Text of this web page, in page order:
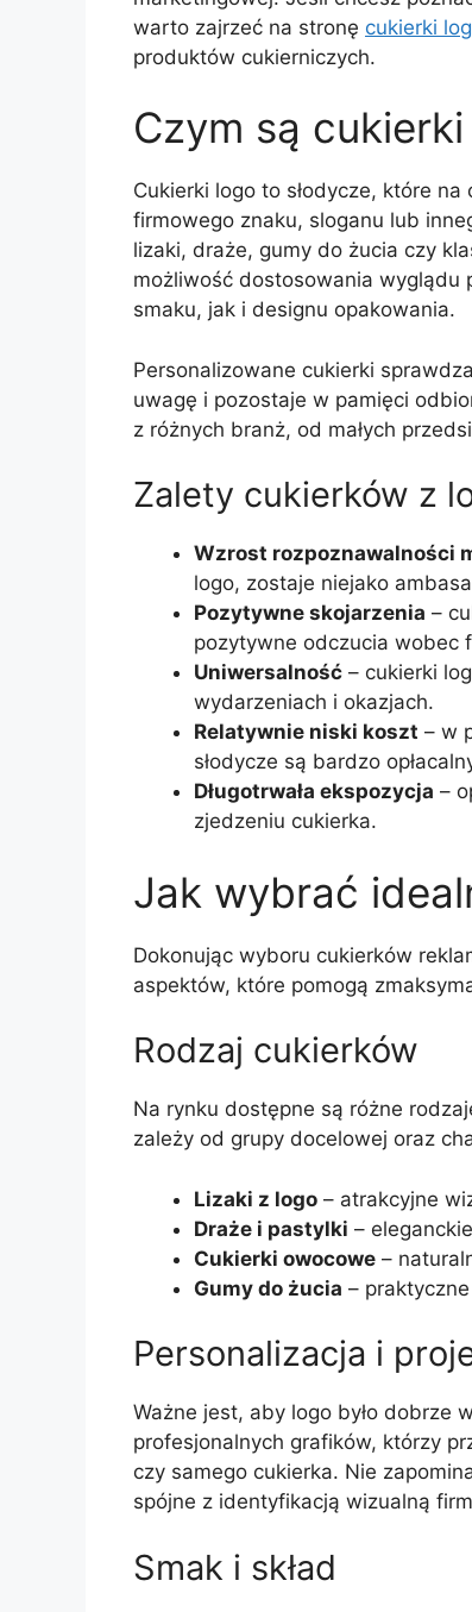
warto zajrzeć na stronę cukierki
produktów cukierniczych.
Czym są
Cukierki logo to słodycze, które
firmowego znaku, sloganu lub
lizaki, draże, gumy do żucia czy
możliwość dostosowania wyglądu
smaku, jak i designu opakowania.
Personalizowane cukierki
uwagę i pozostaje w pamięci
z różnych branż, od małych
Zalety cukierków z
Wzrost rozpoznawalności
logo, zostaje niejako
Pozytywne skojarzenia –
pozytywne odczucia wobec
Uniwersalność – cukierki
wydarzeniach i okazjach.
Relatywnie niski koszt – w
słodycze są bardzo
Długotrwała ekspozycja –
zjedzeniu cukierka.
Jak wybrać
Dokonując wyboru cukierków
aspektów, które pomogą
Rodzaj cukierków
Na rynku dostępne są różne
zależy od grupy docelowej oraz
Lizaki z logo – atrakcyjne
Draże i pastylki –
Cukierki owocowe –
Gumy do żucia –
Personalizacja i
Ważne jest, aby logo było dobrze
profesjonalnych grafików, którzy
czy samego cukierka. Nie
spójne z identyfikacją wizualną
Smak i skład